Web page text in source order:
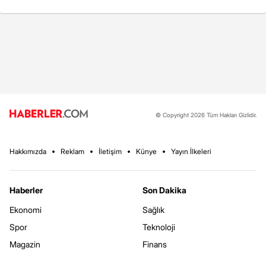
© Copyright 2026 Tüm Hakları Gizlidir.
Hakkımızda Reklam İletişim Künye Yayın İlkeleri
Haberler
Ekonomi
Spor
Magazin
Son Dakika
Sağlık
Teknoloji
Finans